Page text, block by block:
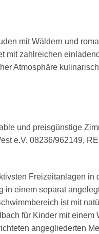
mit Wäldern und
mit zahlreichen
Atmosphäre
und preisgünstige
e.V. 08236/962149,
Freizeitanlagen
einem separat
ist mit
für Kinder mit
angegliederten